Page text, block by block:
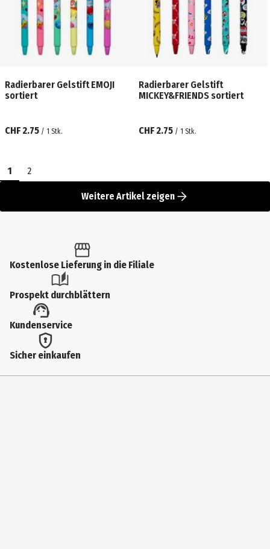
Radierbarer Gelstift EMOJI
sortiert
CHF 2.75 / 1 Stk.
Radierbarer Gelstift
MICKEY&FRIENDS sortiert
CHF 2.75 / 1 Stk.
1 2
Weitere Artikel zeigen
Kostenlose Lieferung in die Filiale
Prospekt durchblättern
Kundenservice
Sicher einkaufen